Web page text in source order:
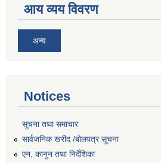
आय व्यय विवरण
अन्य
Notices
सूचना तथा समाचार
सार्वजनिक खरीद /बोलपत्र सूचना
एन, कानुन तथा निर्देशिका